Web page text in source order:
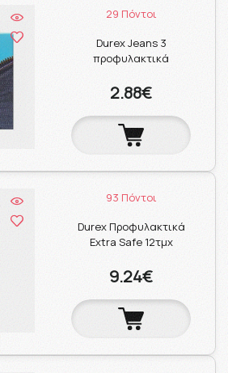
29 Πόντοι
Durex Jeans 3
προφυλακτικά
2.88€
93 Πόντοι
Durex Προφυλακτικά
Extra Safe 12τμχ
9.24€